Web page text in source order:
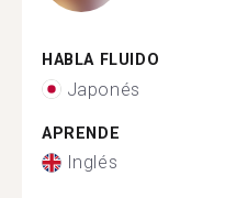
HABLA FLUIDO
Japonés
APRENDE
Inglés